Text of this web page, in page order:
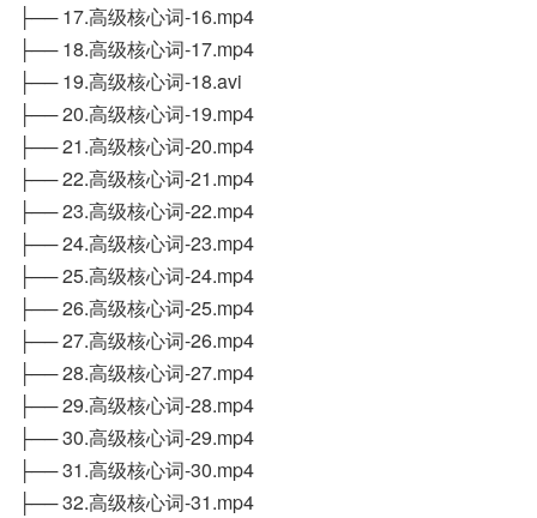
├── 17.高级核心词-16.mp4
├── 18.高级核心词-17.mp4
├── 19.高级核心词-18.avi
├── 20.高级核心词-19.mp4
├── 21.高级核心词-20.mp4
├── 22.高级核心词-21.mp4
├── 23.高级核心词-22.mp4
├── 24.高级核心词-23.mp4
├── 25.高级核心词-24.mp4
├── 26.高级核心词-25.mp4
├── 27.高级核心词-26.mp4
├── 28.高级核心词-27.mp4
├── 29.高级核心词-28.mp4
├── 30.高级核心词-29.mp4
├── 31.高级核心词-30.mp4
├── 32.高级核心词-31.mp4